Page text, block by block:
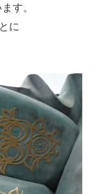
す。
に